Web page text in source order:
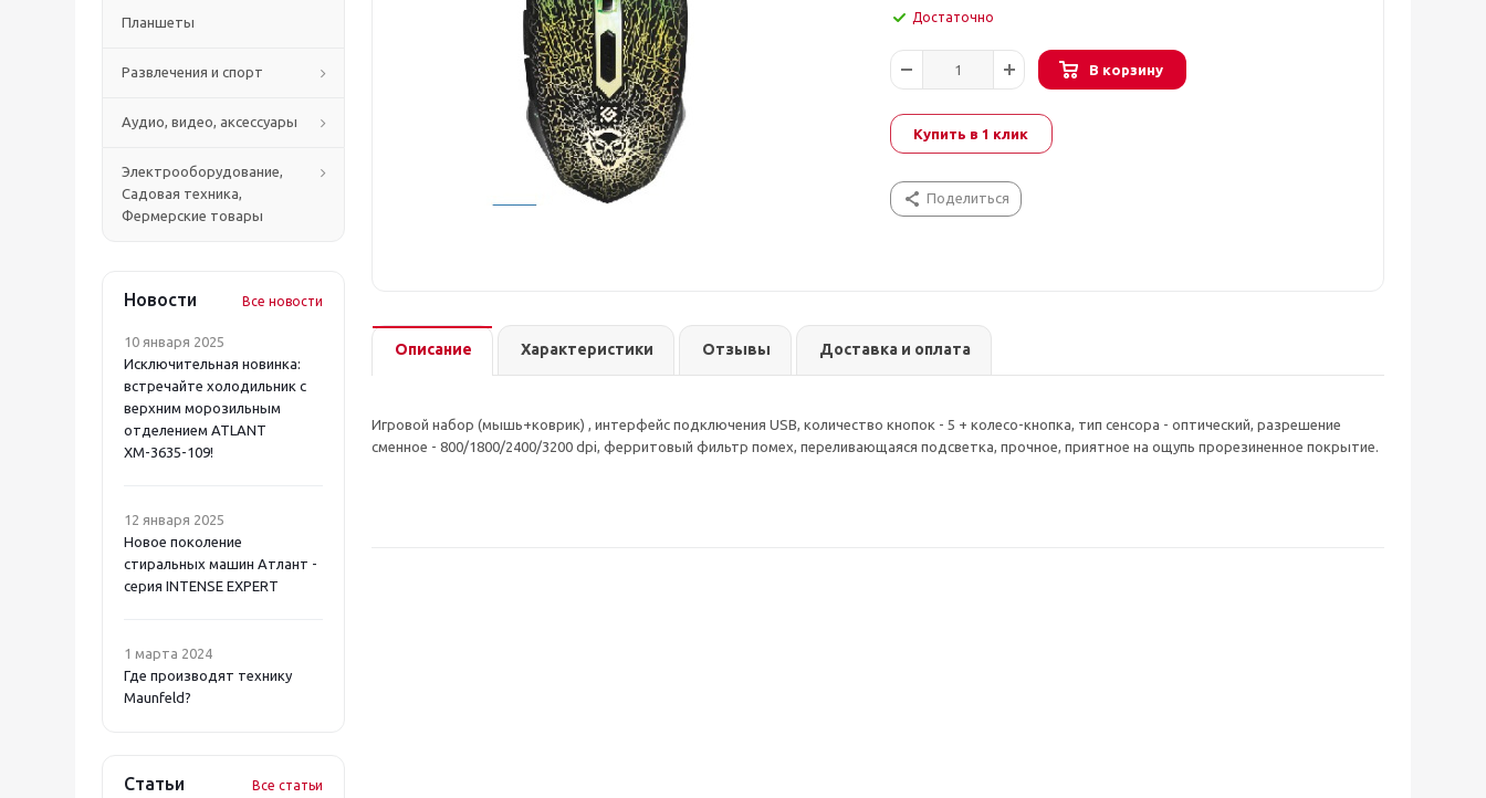
Планшеты
Развлечения и спорт
Аудио, видео, аксессуары
Электрооборудование,
Садовая техника,
Фермерские товары
Новости Все новости
10 января 2025
Исключительная новинка:
встречайте холодильник с
верхним морозильным
отделением ATLANT
ХМ-3635-109!
12 января 2025
Новое поколение
стиральных машин Атлант -
серия INTENSE EXPERT
1 марта 2024
Где производят технику
Maunfeld?
Статьи Все статьи
Достаточно
В корзину
Купить в 1 клик
Поделиться
Описание Характеристики Отзывы Доставка и оплата
Игровой набор (мышь+коврик) , интерфейс подключения USB, количество кнопок - 5 + колесо-кнопка, тип сенсора - оптический, разрешение
сменное - 800/1800/2400/3200 dpi, ферритовый фильтр помех, переливающаяся подсветка, прочное, приятное на ощупь прорезиненное покрытие.